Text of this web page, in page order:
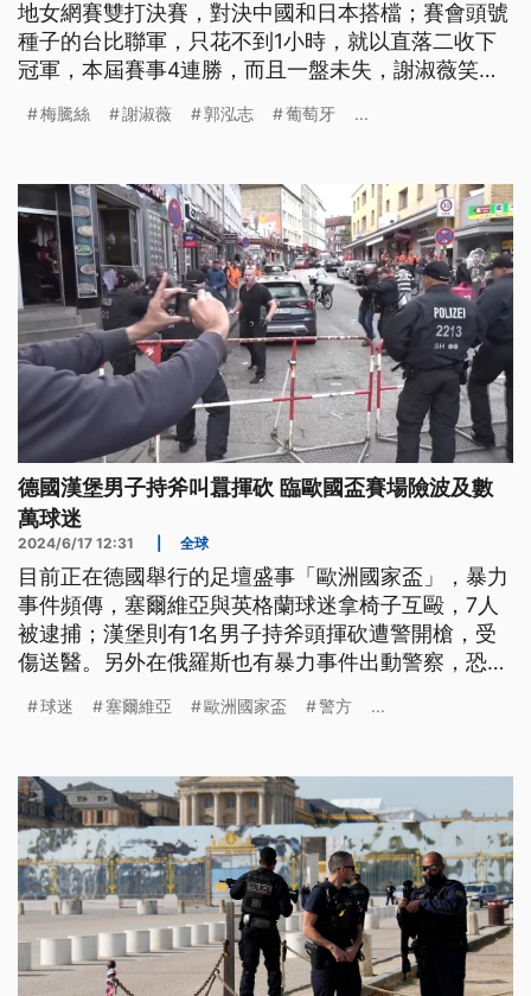
地女網賽雙打決賽，對決中國和日本搭檔；賽會頭號
種子的台比聯軍，只花不到1小時，就以直落二收下
冠軍，本屆賽事4連勝，而且一盤未失，謝淑薇笑納
梅騰絲 謝淑薇 郭泓志 葡萄牙 ...
德國漢堡男子持斧叫囂揮砍 臨歐國盃賽場險波及數
萬球迷
2024/6/17 12:31 全球
目前正在德國舉行的足壇盛事「歐洲國家盃」，暴力
事件頻傳，塞爾維亞與英格蘭球迷拿椅子互毆，7人
被逮捕；漢堡則有1名男子持斧頭揮砍遭警開槍，受
傷送醫。另外在俄羅斯也有暴力事件出動警察，恐怖
人質，囚犯最終遭安全部隊擊斃。
球迷 塞爾維亞 歐洲國家盃 警方 ...